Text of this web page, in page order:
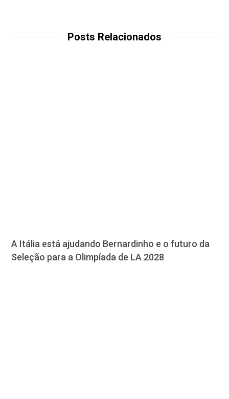
Posts Relacionados
A Itália está ajudando Bernardinho e o futuro da
Seleção para a Olimpíada de LA 2028